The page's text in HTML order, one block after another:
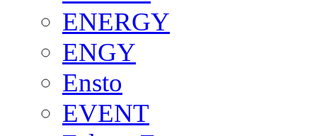
ENERGY
ENGY
Ensto
EVENT